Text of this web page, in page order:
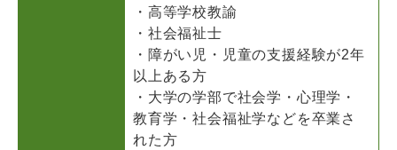
・高等学校教諭
・社会福祉士
・障がい児・児童の支援経験が2年
以上ある方
・大学の学部で社会学・心理学・
教育学・社会福祉学などを卒業さ
れた方